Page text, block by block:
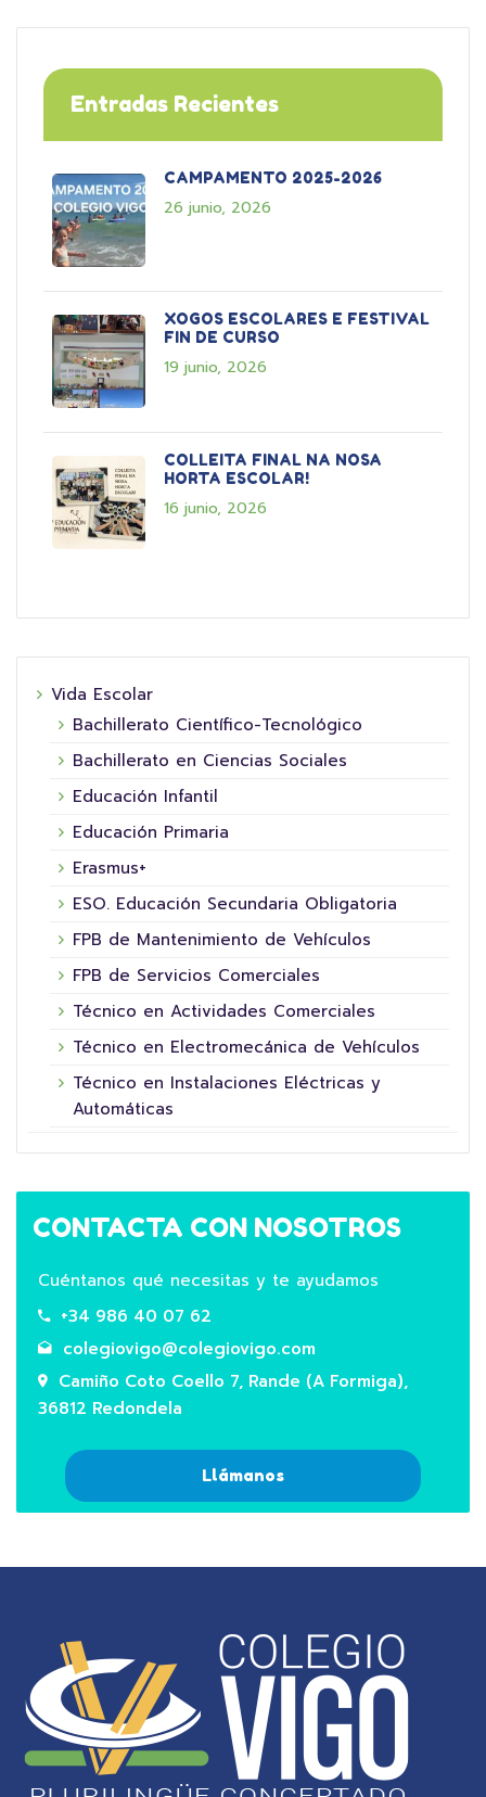
Entradas Recientes
CAMPAMENTO 2025-2026
26 junio, 2026
XOGOS ESCOLARES E FESTIVAL
FIN DE CURSO
19 junio, 2026
COLLEITA FINAL NA NOSA
HORTA ESCOLAR!
16 junio, 2026
Vida Escolar
Bachillerato Científico-Tecnológico
Bachillerato en Ciencias Sociales
Educación Infantil
Educación Primaria
Erasmus+
ESO. Educación Secundaria Obligatoria
FPB de Mantenimiento de Vehículos
FPB de Servicios Comerciales
Técnico en Actividades Comerciales
Técnico en Electromecánica de Vehículos
Técnico en Instalaciones Eléctricas y
Automáticas
CONTACTA CON NOSOTROS
Cuéntanos qué necesitas y te ayudamos
+34 986 40 07 62
colegiovigo@colegiovigo.com
Camiño Coto Coello 7, Rande (A Formiga),
36812 Redondela
Llámanos